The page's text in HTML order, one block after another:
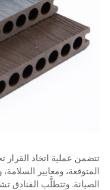
تتضمن عملية اتخاذ
المتوقعة، ومعايير
الصيانة. وتتطلَّب الفنادق